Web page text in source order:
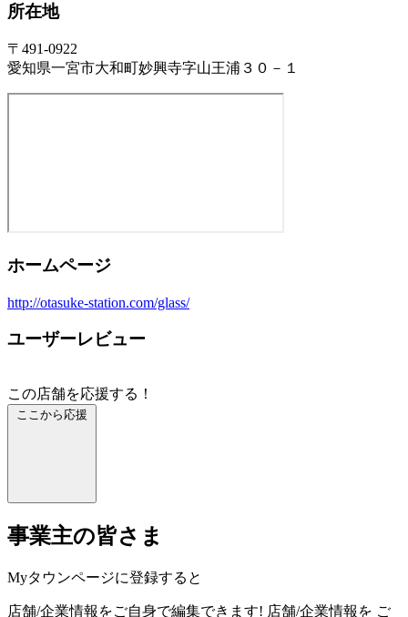
所在地
〒491-0922
愛知県一宮市大和町妙興寺字山王浦３０－１
ホームページ
http://otasuke-station.com/glass/
ユーザーレビュー
この店舗を応援する！
ここから応援
事業主の皆さま
Myタウンページに登録すると
店舗/企業情報をご自身で編集できます! 店舗/企業情報を ご